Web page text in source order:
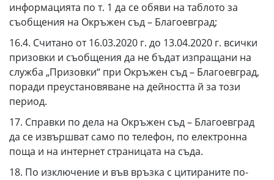
информацията по т. 1 да се обяви на таблото за
съобщения на Окръжен съд – Благоевград;
16.4. Считано от 16.03.2020 г. до 13.04.2020 г. всички
призовки и съобщения да не бъдат изпращани на
служба „Призовки“ при Окръжен съд – Благоевград,
поради преустановяване на дейността й за този
период.
17. Справки по дела на Окръжен съд – Благоевград
да се извършват само по телефон, по електронна
поща и на интернет страницата на съда.
18. По изключение и във връзка с цитираните по-